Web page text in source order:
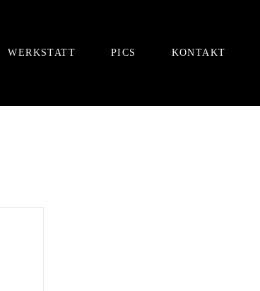
WERKSTATT PICS KONTAKT